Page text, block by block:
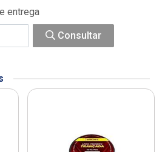
entrega
Consultar